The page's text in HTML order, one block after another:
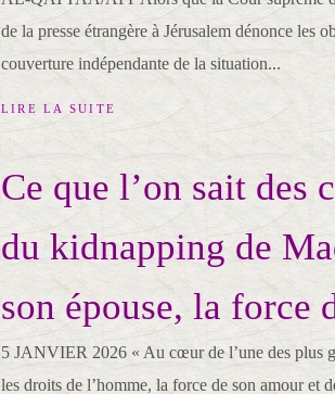
de la presse étrangère à Jérusalem dénonce les
couverture indépendante de la situation...
LIRE LA SUITE
Ce que l’on sait des
du kidnapping de
son épouse, la force
5 JANVIER 2026 « Au cœur de l’une des plus
les droits de l’homme, la force de son amour et